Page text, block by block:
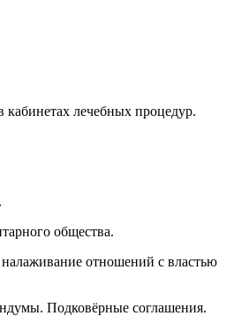
лечебных процедур.
общества.
отношений с властью
Подковёрные соглашения.